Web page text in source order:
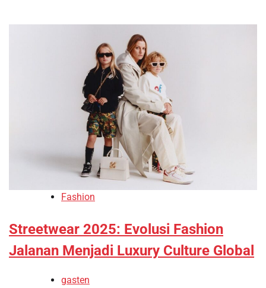
Fashion
Streetwear 2025: Evolusi Fashion
Jalanan Menjadi Luxury Culture Global
gasten